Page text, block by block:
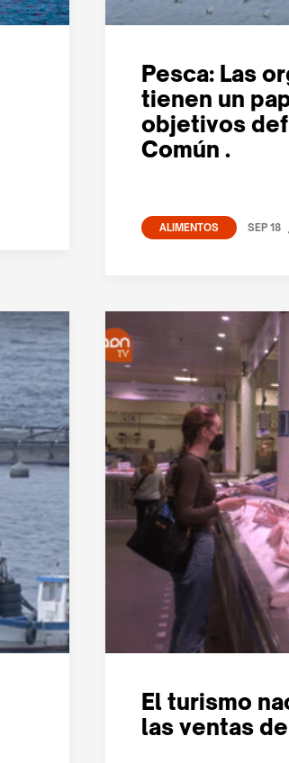
Pesca: Las
tienen un
objetivos
Común .
ALIMENTOS SEP 18
El turismo
las ventas